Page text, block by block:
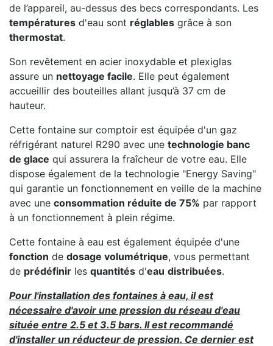
de l’appareil, au-dessus des becs correspondants. Les
températures d'eau sont réglables grâce à son
thermostat.
Son revêtement en acier inoxydable et plexiglas
assure un nettoyage facile. Elle peut également
accueillir des bouteilles allant jusqu’à 37 cm de
hauteur.
Cette fontaine sur comptoir est équipée d'un gaz
réfrigérant naturel R290 avec une technologie banc
de glace qui assurera la fraîcheur de votre eau. Elle
dispose également de la technologie "Energy Saving"
qui garantie un fonctionnement en veille de la machine
avec une consommation réduite de 75% par rapport
à un fonctionnement à plein régime.
Cette fontaine à eau est également équipée d'une
fonction de dosage volumétrique, vous permettant
de prédéfinir les quantités d'eau distribuées.
Pour l'installation des fontaines à eau, il est
nécessaire d'avoir une pression du réseau d'eau
située entre 2.5 et 3.5 bars. Il est recommandé
d'installer un réducteur de pression. Ce dernier est